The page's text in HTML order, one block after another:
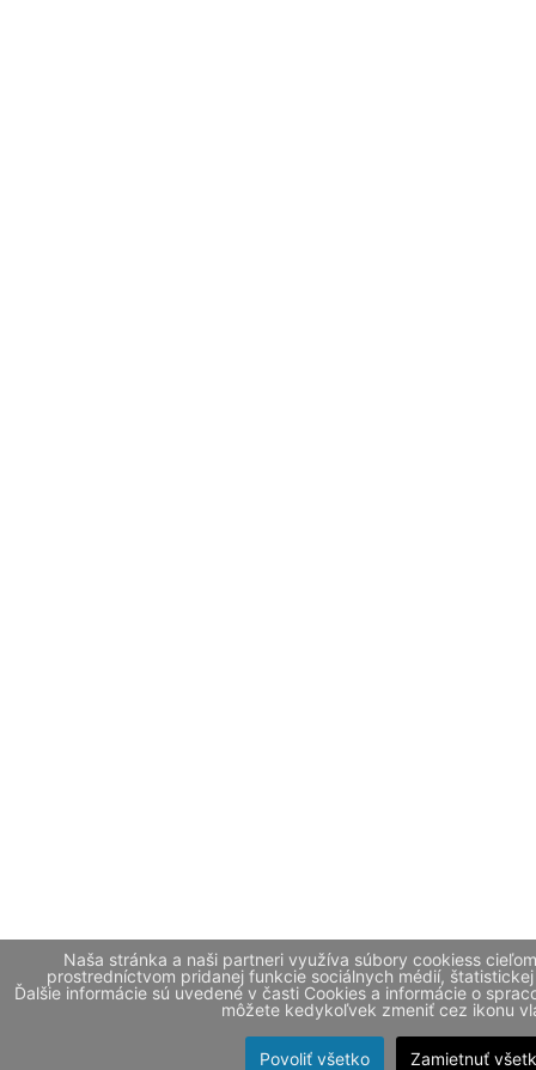
Naša stránka a naši partneri využíva súbory cookiess
prostredníctvom pridanej funkcie sociálnych médií,
Ďalšie informácie sú uvedené v časti Cookies a informácie o
môžete kedykoľvek zmeniť cez ikonu
Povoliť všetko Zamietnuť